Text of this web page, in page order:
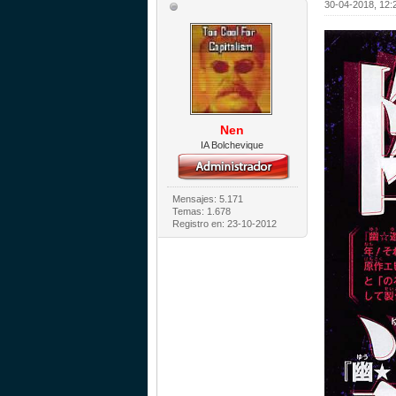
Nen
IA Bolchevique
Mensajes: 5.171
Temas: 1.678
Registro en: 23-10-2012
30-04-2018,